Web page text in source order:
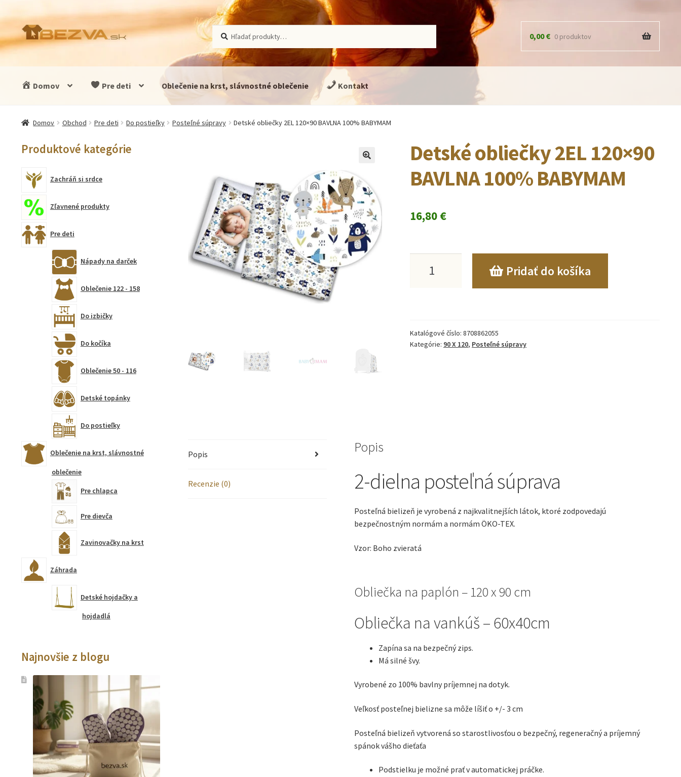
Preskočiť
na
navigáciu
Preskočiť
na
obsah
Hľadať:
Vyhľadávanie
0,00€ 0 produktov
Domov Pre deti Oblečenie na krst, slávnostné oblečenie Kontakt
Domov Obchod Pre deti Do postieľky Posteľné súpravy Detské obliečky 2EL 120×90 BAVLNA 100% BABYMAM
Detské obliečky 2EL 120×90
BAVLNA 100% BABYMAM
16,80 €
120x90
Pridať do košíka
Katalógové číslo: 8708862055
Kategórie: 90 X 120, Posteľné súpravy
Popis
Recenzie (0)
Popis
2-dielna posteľná súprava
Posteľná bielizeň je vyrobená z najkvalitnejších látok, ktoré zodpovedajú
bezpečnostným normám a normám ÖKO-TEX.
Vzor: Boho zvieratá
Obliečka na paplón – 120 x 90 cm
Obliečka na vankúš – 60x40cm
Zapína sa na bezpečný zips.
Má silné švy.
Vyrobené zo 100% bavlny príjemnej na dotyk.
Veľkosť posteľnej bielizne sa môže líšiť o +/- 3 cm
Posteľná bielizeň vytvorená so starostlivosťou o bezpečný, regeneračný a príjemný
spánok vášho dieťaťa
Podstielku je možné prať v automatickej práčke.
Produktové kategórie
Zachráň si srdce
Zľavnené produkty
Pre deti
Nápady na darček
Oblečenie 122 - 158
Do izbičky
Do kočíka
Oblečenie 50 - 116
Detské topánky
Do postieľky
Oblečenie na krst, slávnostné
oblečenie
Pre chlapca
Pre dievča
Zavinovačky na krst
Záhrada
Detské hojdačky a
hojdadlá
Najnovšie z blogu